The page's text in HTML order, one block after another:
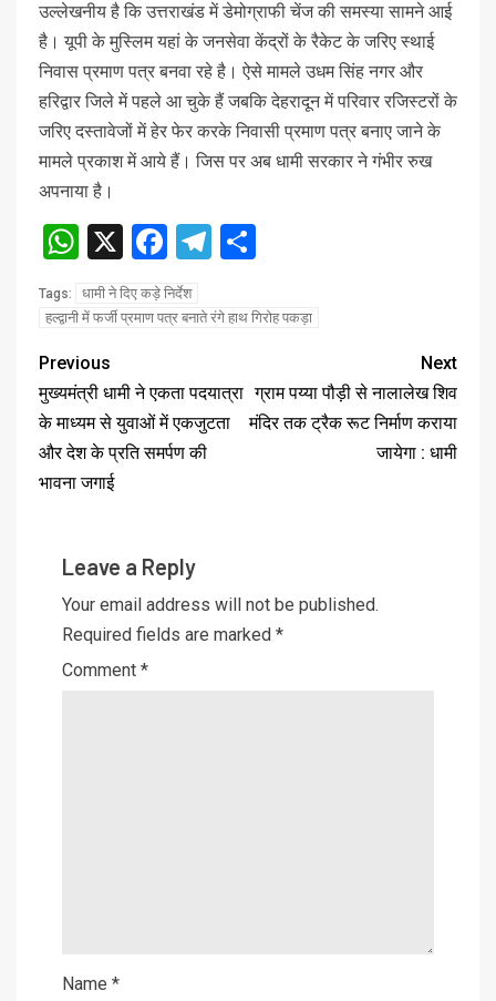
उल्लेखनीय है कि उत्तराखंड में डेमोग्राफी चेंज की समस्या सामने आई
है। यूपी के मुस्लिम यहां के जनसेवा केंद्रों के रैकेट के जरिए स्थाई
निवास प्रमाण पत्र बनवा रहे है। ऐसे मामले उधम सिंह नगर और
हरिद्वार जिले में पहले आ चुके हैं जबकि देहरादून में परिवार रजिस्टरों के
जरिए दस्तावेजों में हेर फेर करके निवासी प्रमाण पत्र बनाए जाने के
मामले प्रकाश में आये हैं। जिस पर अब धामी सरकार ने गंभीर रुख
अपनाया है।
WhatsApp
X Facebook
Telegram
Tags:
धामी ने दिए कड़े निर्देश
हल्द्वानी में फर्जी प्रमाण पत्र बनाते रंगे हाथ गिरोह पकड़ा
Previous
मुख्यमंत्री धामी ने एकता पदयात्रा
के माध्यम से युवाओं में एकजुटता
और देश के प्रति समर्पण की
भावना जगाई
Next
ग्राम पय्या पौड़ी से नालालेख शिव
मंदिर तक ट्रैक रूट निर्माण कराया
जायेगा : धामी
Leave a Reply
Your email address will not be published.
Required fields are marked *
Comment *
Name *